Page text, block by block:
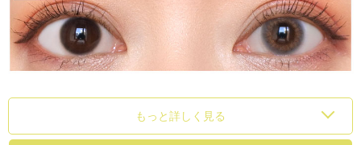
もっと詳しく見る